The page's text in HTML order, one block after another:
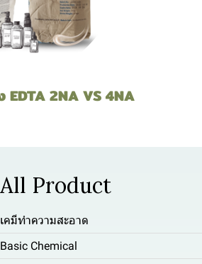
EDTA 2NA VS 4NA
All Product
เคมีทำความสะอาด
Basic Chemical